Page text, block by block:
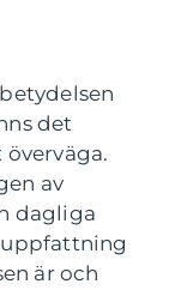
det
av
dagliga
uppfattning
är och